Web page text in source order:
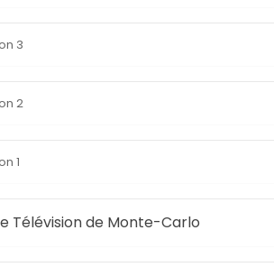
3
2
1
Télévision de Monte-Carlo